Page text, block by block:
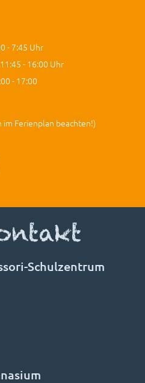
- 7:45 Uhr
- 16:00 Uhr
- 17:00
im Ferienplan beachten!)
Schulzentrum